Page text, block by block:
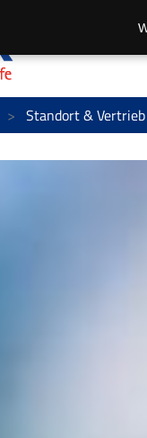
Standort & Vertrieb